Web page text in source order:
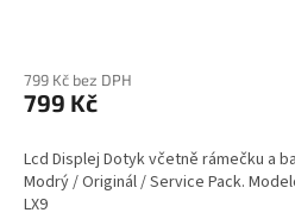
799 Kč bez DPH
799 Kč
Lcd Displej Dotyk včetně rámečku a
Modrý / Originál / Service Pack.
LX9